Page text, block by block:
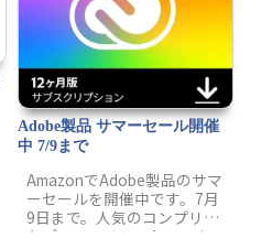
Adobe製品 サマーセール開催
中 7/9まで
AmazonでAdobe製品のサマ
ーセールを開催中です。7月
9日まで。人気のコンプリー
トプラン、イラストレータ